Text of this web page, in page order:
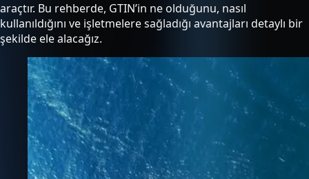
araçtır. Bu rehberde, GTIN’in ne olduğunu, nasıl
kullanıldığını ve işletmelere sağladığı avantajları detaylı bir
şekilde ele alacağız.